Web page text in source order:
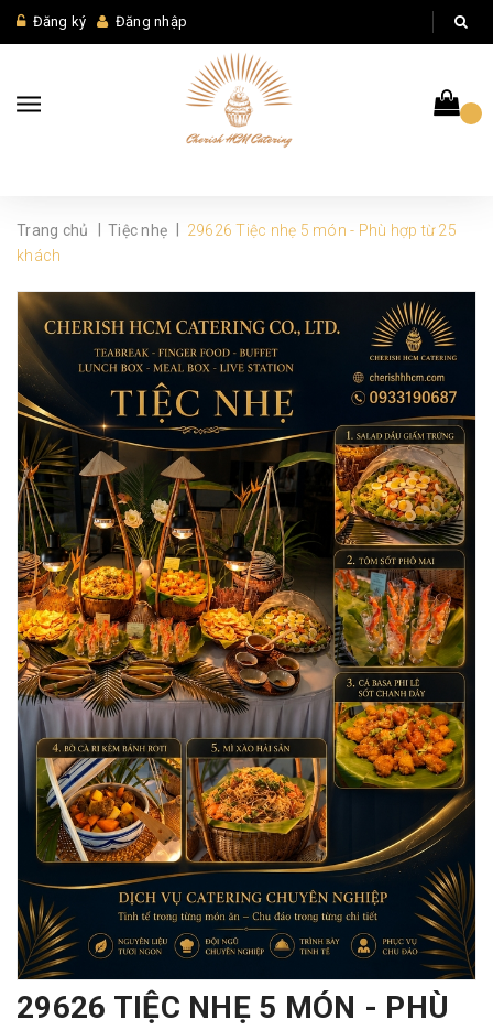
Đăng ký Đăng nhập
Trang chủ Tiệc nhẹ
29626 Tiệc nhẹ 5 món - Phù hợp từ 25
khách
29626 TIỆC NHẸ 5 MÓN - PHÙ